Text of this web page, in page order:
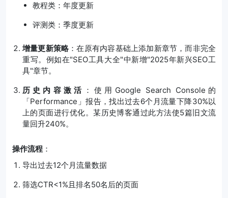
教程类：年度更新
评测类：季度更新
增量更新策略 ：在原有内容基础上添加新章节，而非完全
重写。例如在"SEO工具大全"中新增"2025年新兴SEO工
具"章节。
历史内容激活 ：使用Google Search Console的
「Performance」报告，找出过去6个月流量下降30%以
上的页面进行优化。某历史博客通过此方法使5篇旧文流
量回升240%。
操作流程 ：
导出过去12个月流量数据
筛选CTR<1%且排名50名后的页面